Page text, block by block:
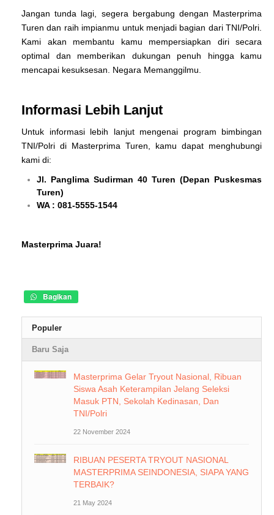
Jangan tunda lagi, segera bergabung dengan Masterprima
Turen dan raih impianmu untuk menjadi bagian dari TNI/Polri.
Kami akan membantu kamu mempersiapkan diri secara
optimal dan memberikan dukungan penuh hingga kamu
mencapai kesuksesan. Negara Memanggilmu.
Informasi Lebih Lanjut
Untuk informasi lebih lanjut mengenai program bimbingan
TNI/Polri di Masterprima Turen, kamu dapat menghubungi
kami di:
Jl. Panglima Sudirman 40 Turen (Depan Puskesmas
Turen)
WA : 081-5555-1544
Masterprima Juara!
Bagikan
Populer
Baru Saja
Masterprima Gelar Tryout Nasional, Ribuan
Siswa Asah Keterampilan Jelang Seleksi
Masuk PTN, Sekolah Kedinasan, Dan
TNI/Polri
22 November 2024
RIBUAN PESERTA TRYOUT NASIONAL
MASTERPRIMA SEINDONESIA, SIAPA YANG
TERBAIK?
21 May 2024